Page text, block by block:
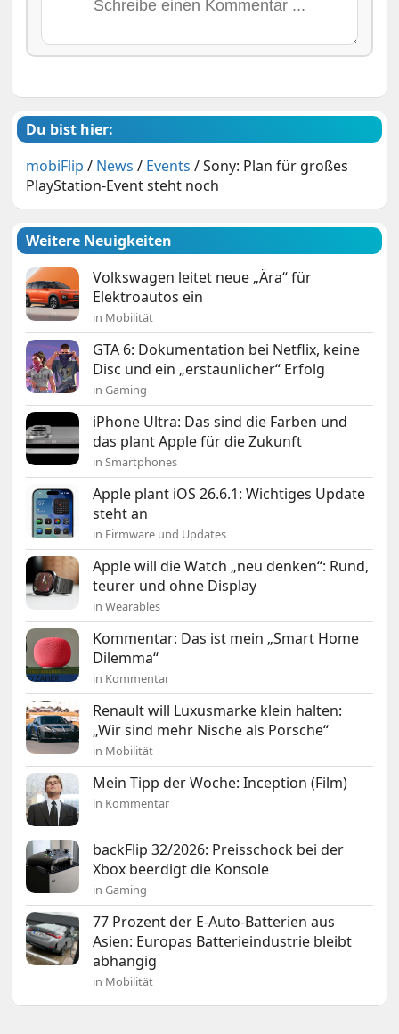
Du bist hier:
mobiFlip / News / Events /Sony: Plan für großes
PlayStation-Event steht noch
Weitere Neuigkeiten
Volkswagen leitet neue „Ära“ für
Elektroautos ein
in Mobilität
GTA 6: Dokumentation bei Netflix, keine
Disc und ein „erstaunlicher“ Erfolg
in Gaming
iPhone Ultra: Das sind die Farben und
das plant Apple für die Zukunft
in Smartphones
Apple plant iOS 26.6.1: Wichtiges Update
steht an
in Firmware und Updates
Apple will die Watch „neu denken“: Rund,
teurer und ohne Display
in Wearables
Kommentar: Das ist mein „Smart Home
Dilemma“
in Kommentar
Renault will Luxusmarke klein halten:
„Wir sind mehr Nische als Porsche“
in Mobilität
Mein Tipp der Woche: Inception (Film)
in Kommentar
backFlip 32/2026: Preisschock bei der
Xbox beerdigt die Konsole
in Gaming
77 Prozent der E-Auto-Batterien aus
Asien: Europas Batterieindustrie bleibt
abhängig
in Mobilität